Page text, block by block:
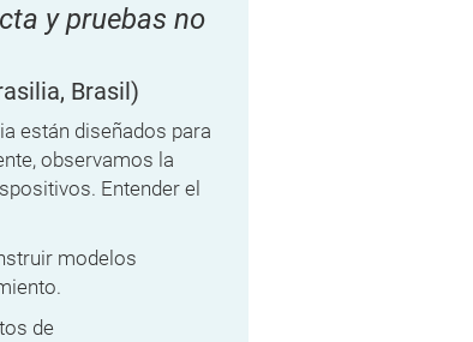
y pruebas no
Brasil)
están diseñados para
observamos la
Entender el
modelos
de